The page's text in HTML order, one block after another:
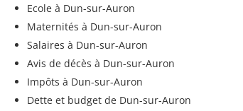
Ecole à Dun-sur-Auron
Maternités à Dun-sur-Auron
Salaires à Dun-sur-Auron
Avis de décès à Dun-sur-Auron
Impôts à Dun-sur-Auron
Dette et budget de Dun-sur-Auron